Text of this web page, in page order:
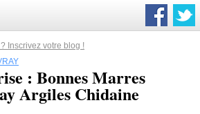
Inscrivez votre blog !
: Bonnes Marres
Argiles Chidaine